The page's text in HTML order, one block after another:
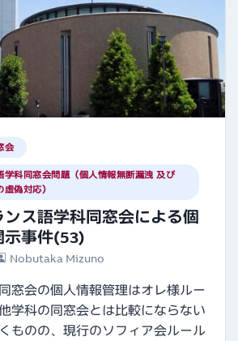
会
学科同窓会問題（個人情報無断漏洩 及び
偽対応）
ス語学科同窓会による個
示事件(53)
Nobutaka Mizuno
窓会の個人情報管理はオレ様ルー
学科の同窓会とは比較にならない
ものの、現行のソフィア会ルール